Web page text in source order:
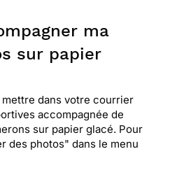
ma
sur papier
dans votre courrier
accompagnée de
sur papier glacé. Pour
des photos" dans le menu